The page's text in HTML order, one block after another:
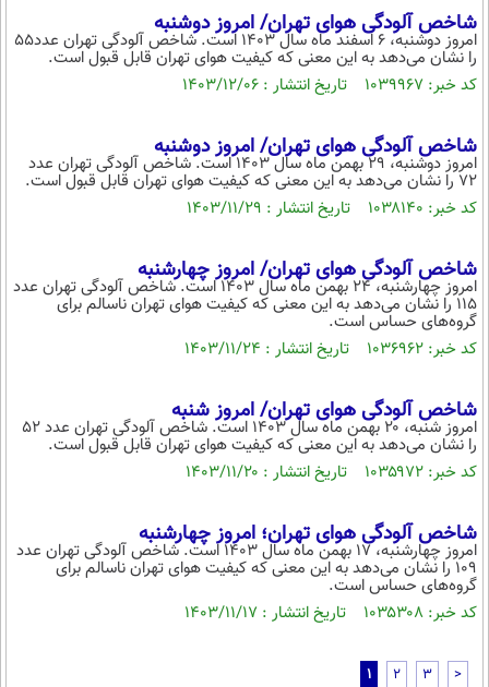
شاخص آلودگی هوای تهران/ امروز دوشنبه
امروز دوشنبه، ۶ اسفند ماه سال ۱۴۰۳ است. شاخص آلودگی تهران عدد۵۵
را نشان می‌دهد به این معنی که کیفیت هوای تهران قابل قبول است.
کد خبر: ۱۰۳۹۹۶۷ تاریخ انتشار : ۱۴۰۳/۱۲/۰۶
شاخص آلودگی هوای تهران/ امروز دوشنبه
امروز دوشنبه، ۲۹ بهمن ماه سال ۱۴۰۳ است. شاخص آلودگی تهران عدد
۷۲ را نشان می‌دهد به این معنی که کیفیت هوای تهران قابل قبول است.
کد خبر: ۱۰۳۸۱۴۰ تاریخ انتشار : ۱۴۰۳/۱۱/۲۹
شاخص آلودگی هوای تهران/ امروز چهارشنبه
امروز چهارشنبه، ۲۴ بهمن ماه سال ۱۴۰۳ است. شاخص آلودگی تهران عدد
۱۱۵ را نشان می‌دهد به این معنی که کیفیت هوای تهران ناسالم برای
گروه‌های حساس است.
کد خبر: ۱۰۳۶۹۶۲ تاریخ انتشار : ۱۴۰۳/۱۱/۲۴
شاخص آلودگی هوای تهران/ امروز شنبه
امروز شنبه، ۲۰ بهمن ماه سال ۱۴۰۳ است. شاخص آلودگی تهران عدد ۵۲
را نشان می‌دهد به این معنی که کیفیت هوای تهران قابل قبول است.
کد خبر: ۱۰۳۵۹۷۲ تاریخ انتشار : ۱۴۰۳/۱۱/۲۰
شاخص آلودگی هوای تهران؛ امروز چهارشنبه
امروز چهارشنبه، ۱۷ بهمن ماه سال ۱۴۰۳ است. شاخص آلودگی تهران عدد
۱۰۹ را نشان می‌دهد به این معنی که کیفیت هوای تهران ناسالم برای
گروه‌های حساس است.
کد خبر: ۱۰۳۵۳۰۸ تاریخ انتشار : ۱۴۰۳/۱۱/۱۷
1 2 3 >